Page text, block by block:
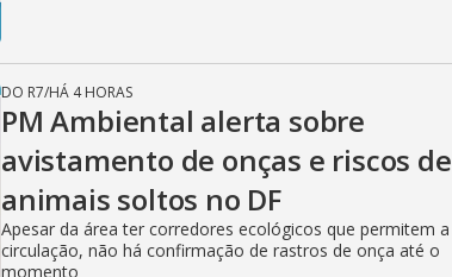
DO R7/HÁ 4 HORAS
PM Ambiental alerta sobre
avistamento de onças e riscos de
animais soltos no DF
Apesar da área ter corredores ecológicos que permitem a
circulação, não há confirmação de rastros de onça até o
momento